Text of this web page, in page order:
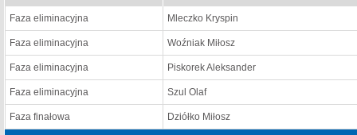
Faza eliminacyjna Mleczko Kryspin
Faza eliminacyjna Woźniak Miłosz
Faza eliminacyjna Piskorek Aleksander
Faza eliminacyjna Szul Olaf
Faza finałowa Dziółko Miłosz